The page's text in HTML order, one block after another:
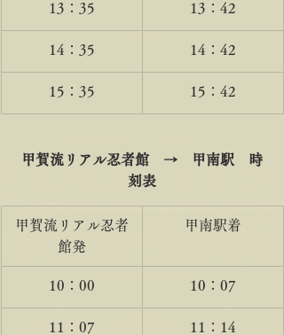
13：35 13：42
14：35 14：42
15：35 15：42
甲賀流リアル忍者館　→　甲南駅　時
刻表
甲賀流リアル忍者
館発
甲南駅着
10：00 10：07
11：07 11：14